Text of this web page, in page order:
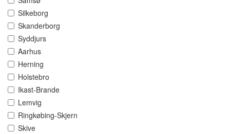
Silkeborg
Skanderborg
Syddjurs
Aarhus
Herning
Holstebro
Ikast-Brande
Lemvig
Ringkøbing-Skjern
Skive